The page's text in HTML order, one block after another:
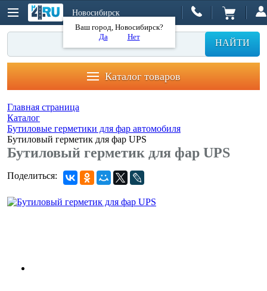
Новосибирск
Ваш город, Новосибирск?
Да
Нет
НАЙТИ
Каталог товаров
Главная страница
Каталог
Бутиловые герметики для фар автомобиля
Бутиловый герметик для фар UPS
Бутиловый герметик для фар UPS
Поделиться: